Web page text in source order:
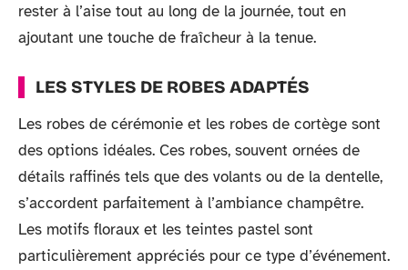
rester à l’aise tout au long de la journée, tout en
ajoutant une touche de fraîcheur à la tenue.
LES STYLES DE ROBES ADAPTÉS
Les robes de cérémonie et les robes de cortège sont
des options idéales. Ces robes, souvent ornées de
détails raffinés tels que des volants ou de la dentelle,
s’accordent parfaitement à l’ambiance champêtre.
Les motifs floraux et les teintes pastel sont
particulièrement appréciés pour ce type d’événement.